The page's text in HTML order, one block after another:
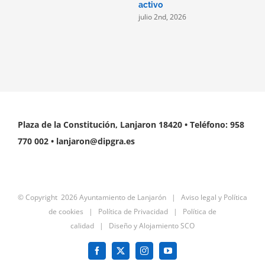
activo
julio 2nd, 2026
Plaza de la Constitución, Lanjaron 18420 • Teléfono: 958
770 002 • lanjaron@dipgra.es
© Copyright 2026 Ayuntamiento de Lanjarón | Aviso legal y Política
de cookies | Política de Privacidad | Política de
calidad | Diseño y Alojamiento SCO
Facebook
X InstagramYouTube